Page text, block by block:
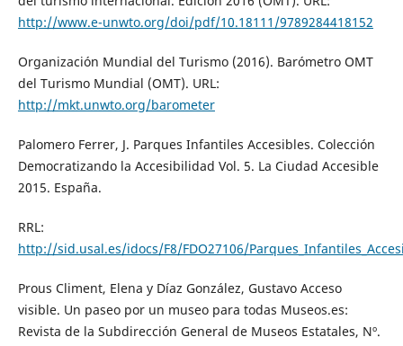
http://www.e-unwto.org/doi/pdf/10.18111/9789284418152
Organización Mundial del Turismo (2016). Barómetro OMT
del Turismo Mundial (OMT). URL:
http://mkt.unwto.org/barometer
Palomero Ferrer, J. Parques Infantiles Accesibles. Colección
Democratizando la Accesibilidad Vol. 5. La Ciudad Accesible
2015. España.
RRL:
http://sid.usal.es/idocs/F8/FDO27106/
Prous Climent, Elena y Díaz González, Gustavo Acceso
visible. Un paseo por un museo para todas Museos.es:
Revista de la Subdirección General de Museos Estatales, Nº.